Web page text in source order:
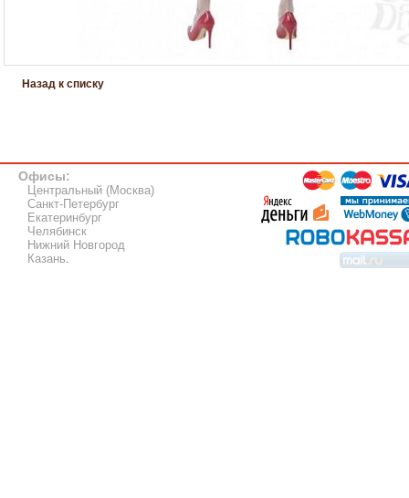
Назад к списку
Офисы:
Центральный (Москва)
Санкт-Петербург
Екатеринбург
Челябинск
Нижний Новгород
Казань.